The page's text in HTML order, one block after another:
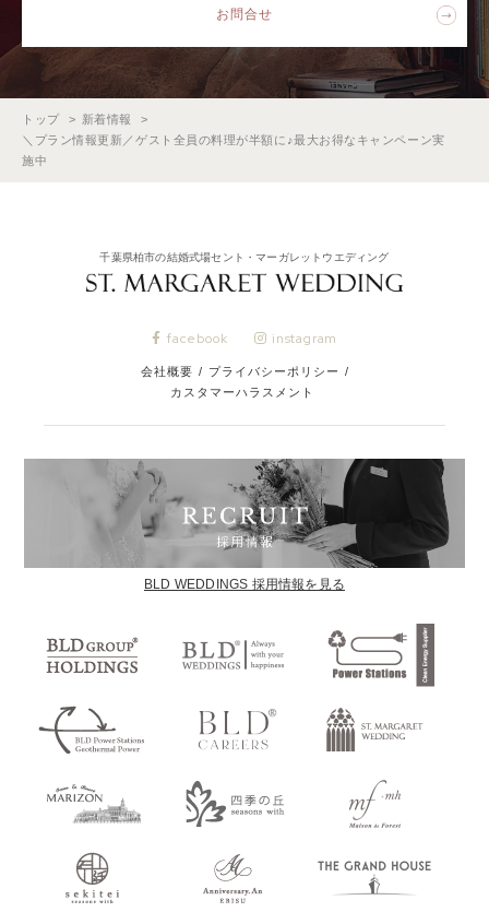
お問合せ
トップ
新着情報
＼プラン情報更新／ゲスト全員の料理が半額に♪最大お得なキャンペーン実
施中
千葉県柏市の結婚式場セント・マーガレットウエディング
facebook instagram
会社概要 / プライバシーポリシー /
カスタマーハラスメント
BLD WEDDINGS 採用情報を見る